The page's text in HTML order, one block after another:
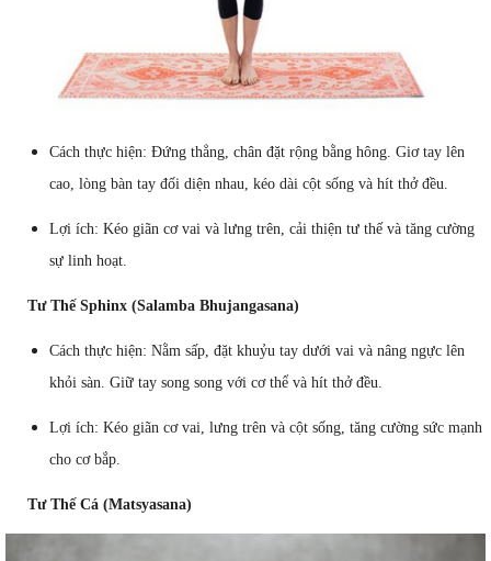
Cách thực hiện: Đứng thẳng, chân đặt rộng bằng hông. Giơ tay lên
cao, lòng bàn tay đối diện nhau, kéo dài cột sống và hít thở đều.
Lợi ích: Kéo giãn cơ vai và lưng trên, cải thiện tư thế và tăng cường
sự linh hoạt.
Tư Thế Sphinx (Salamba Bhujangasana)
Cách thực hiện: Nằm sấp, đặt khuỷu tay dưới vai và nâng ngực lên
khỏi sàn. Giữ tay song song với cơ thể và hít thở đều.
Lợi ích: Kéo giãn cơ vai, lưng trên và cột sống, tăng cường sức mạnh
cho cơ bắp.
Tư Thế Cá (Matsyasana)